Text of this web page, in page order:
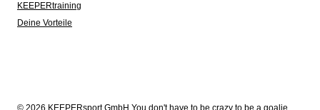
KEEPERtraining
Deine Vorteile
© 2026 KEEPERsport GmbH You don't have to be crazy to be a goalie.